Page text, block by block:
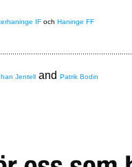
IF och Haninge FF
Jentell and Patrik Bodin